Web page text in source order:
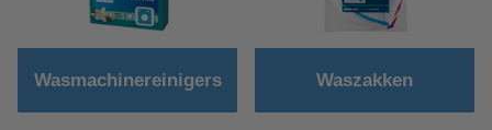
Wasmachinereinigers Waszakken